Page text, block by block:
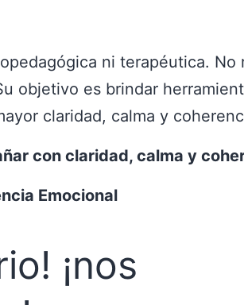
ni terapéutica. No
objetivo es brindar
claridad, calma y
con claridad, calma y
Emocional
¡nos